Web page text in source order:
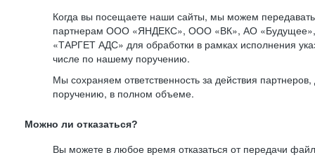
Когда вы посещаете наши сайты, мы можем
партнерам ООО «ЯНДЕКС», ООО «ВК», АО
«ТАРГЕТ АДС» для обработки в рамках исполнения
числе по нашему поручению.
Мы сохраняем ответственность за действия
поручению, в полном объеме.
Можно ли отказаться?
Вы можете в любое время отказаться от передачи